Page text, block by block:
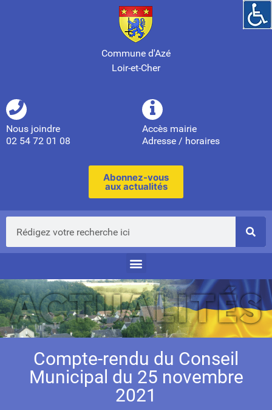
Commune d'Azé
Loir-et-Cher
Nous joindre
02 54 72 01 08
Accès mairie
Adresse / horaires
Abonnez-vous
aux actualités
Compte-rendu du Conseil
Municipal du 25 novembre
2021